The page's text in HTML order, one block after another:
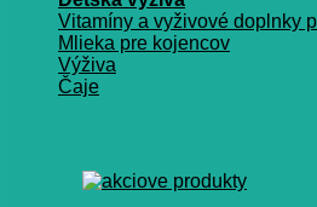
Vitamíny a vyživové doplnky
Mlieka pre kojencov
Výživa
Čaje